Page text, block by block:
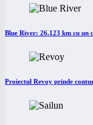
Blue River: 26.123 km cu un
Proiectul Revoy prinde